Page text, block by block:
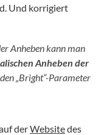
Und korrigiert
Anheben kann man
Anheben der
„Bright“-Parameter
derWebsitedes